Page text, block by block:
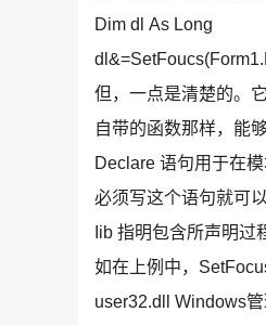
Dim dl As Long
但，一点是清楚的。
自带的函数那样，能
Declare 语句用于在
必须写这个语句就可以
Iib 指明包含所声明过
如在上例中，
user32.dll Windows